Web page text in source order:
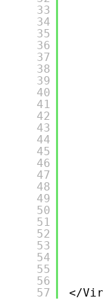
33
34
35
36
37
38
39
40
41
42
43
44
45
46
47
48
49
50
51
52
53
54
55
56
57
</